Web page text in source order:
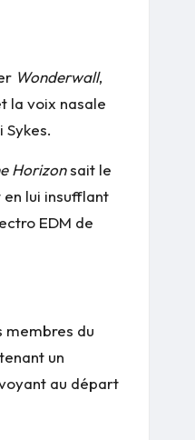
Wonderwall,
la voix nasale
Horizonsait le
lui insufflant
EDM de
membres du
un
au départ